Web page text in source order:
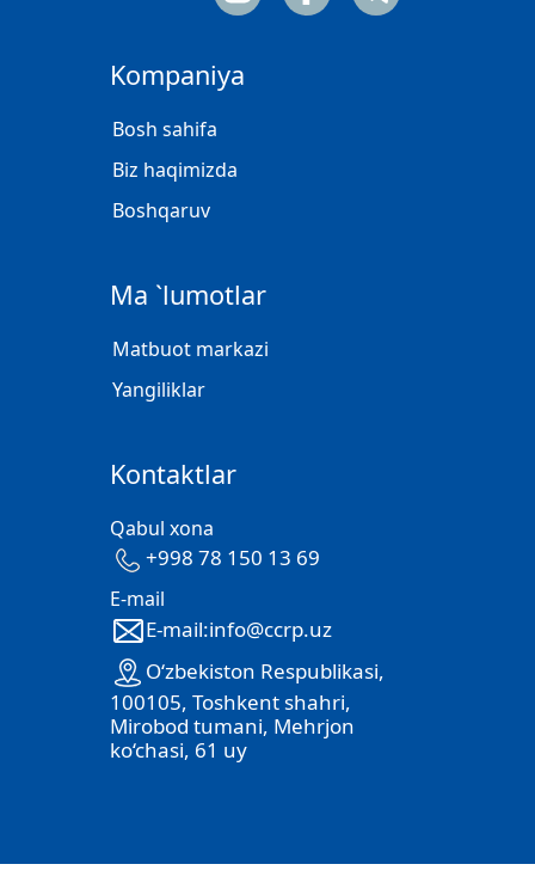
Kompaniya
Bosh sahifa
Biz haqimizda
Boshqaruv
Ma `lumotlar
Matbuot markazi
Yangiliklar
Kontaktlar
Qabul xona
+998 78 150 13 69
E-mail
E-mail:info@ccrp.uz
O‘zbekiston Respublikasi,
100105, Toshkent shahri,
Mirobod tumani, Mehrjon
ko‘chasi, 61 uy